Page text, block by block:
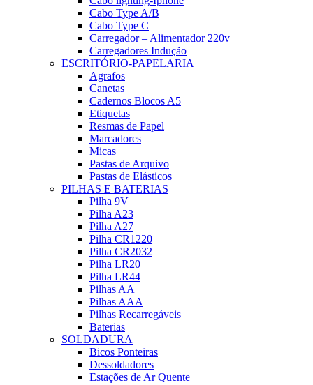
Cabo Type A/B
Cabo Type C
Carregador – Alimentador 220v
Carregadores Indução
ESCRITÓRIO-PAPELARIA
Agrafos
Canetas
Cadernos Blocos A5
Etiquetas
Resmas de Papel
Marcadores
Micas
Pastas de Arquivo
Pastas de Elásticos
PILHAS E BATERIAS
Pilha 9V
Pilha A23
Pilha A27
Pilha CR1220
Pilha CR2032
Pilha LR20
Pilha LR44
Pilhas AA
Pilhas AAA
Pilhas Recarregáveis
Baterias
SOLDADURA
Bicos Ponteiras
Dessoldadores
Estações de Ar Quente